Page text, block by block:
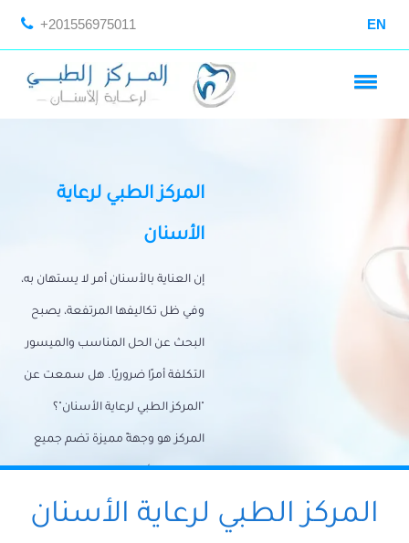
+201556975011 EN
المركز الطبي لرعاية
الأسنان
إن العناية بالأسنان أمر لا يستهان به،
وفي ظل تكاليفها المرتفعة، يصبح
البحث عن الحل المناسب والميسور
التكلفة أمرًا ضروريًا. هل سمعت عن
"المركز الطبي لرعاية الأسنان"؟
المركز هو وجهةً مميزة تضم جميع
احتياجات الأسنان تحت سقف واحد،
وتضمن لك حلاً شاملًا لجميع
المركز الطبي لرعاية الأسنان